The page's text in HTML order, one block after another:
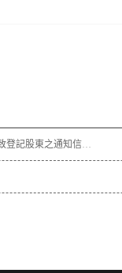
通函 - [其他] 致登記股東之通知信函及回條 - 通函連同股東週年大會通告及代表委任表格之發佈通知